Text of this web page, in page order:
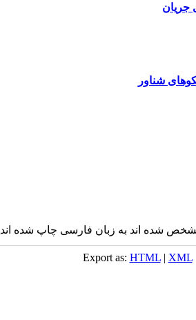
جریان
شناور
شده اند به زبان فارسی چاپ شده اند
Export as: HTML| XML|